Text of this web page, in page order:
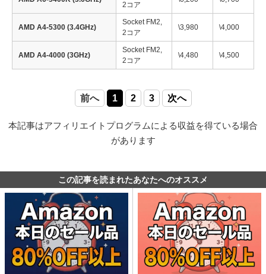
2コア
AMD A4-5300 (3.4GHz)
Socket FM2,
2コア
\3,980 \4,000
AMD A4-4000 (3GHz)
Socket FM2,
2コア
\4,480 \4,500
前へ 1 2 3 次へ
本記事はアフィリエイトプログラムによる収益を得ている場合
があります
この記事を読まれたあなたへのオススメ